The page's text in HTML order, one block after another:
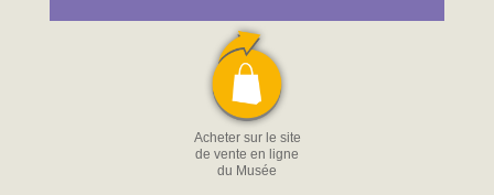
Acheter sur le site
de vente en ligne
du Musée